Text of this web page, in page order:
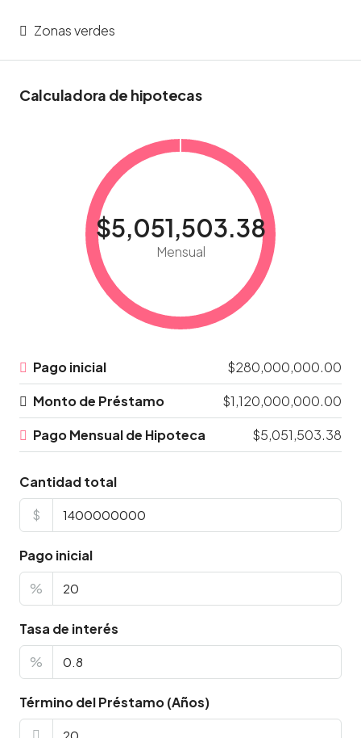
Zonas verdes
Calculadora de hipotecas
$5,051,503.38
Mensual
Pago inicial
$280,000,000.00
Monto de Préstamo
$1,120,000,000.00
Pago Mensual de Hipoteca
$5,051,503.38
Cantidad total
$
Pago inicial
%
Tasa de interés
%
Término del Préstamo (Años)